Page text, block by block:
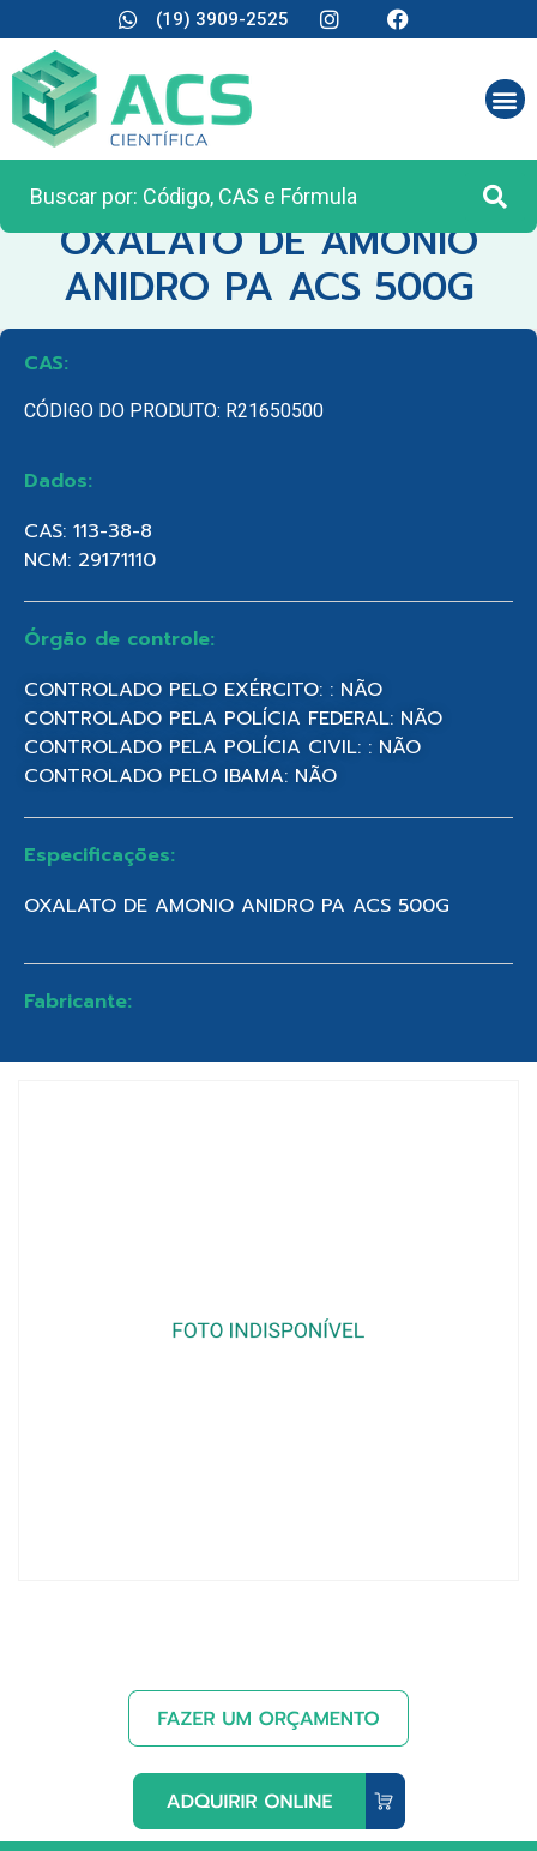
(19) 3909-2525
CATEGORIA:REAGENTES ANALÍTICOS
OXALATO DE AMONIO
ANIDRO PA ACS 500G
CAS:
CÓDIGO DO PRODUTO: R21650500
Dados:
CAS: 113-38-8
NCM: 29171110
Órgão de controle:
CONTROLADO PELO EXÉRCITO: : NÃO
CONTROLADO PELA POLÍCIA FEDERAL: NÃO
CONTROLADO PELA POLÍCIA CIVIL: : NÃO
CONTROLADO PELO IBAMA: NÃO
Especificações:
OXALATO DE AMONIO ANIDRO PA ACS 500G
Fabricante: